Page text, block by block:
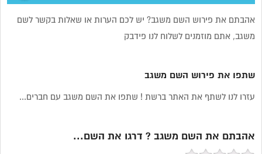
אהבתם את פירוש השם משגב? יש לכם הערות או שאלות בקשר לשם
משגב, אתם מוזמנים לשלוח לנו פידבק
שתפו את פירוש השם משגב
עזרו לנו לשתף את האתר ברשת ! שתפו את השם משגב עם חברים...
אהבתם את השם משגב ? דרגו את השם...